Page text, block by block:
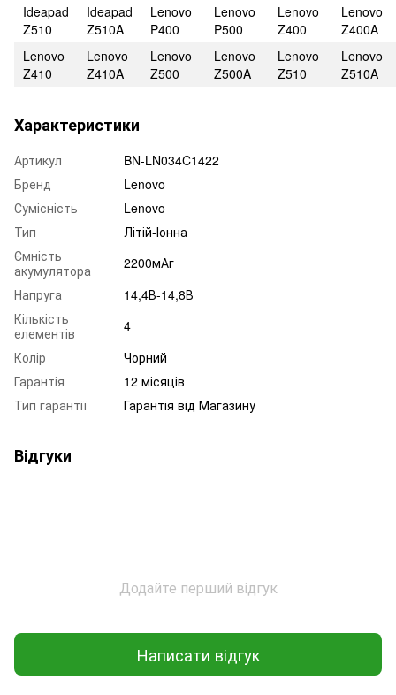
Ideapad
Z510
Ideapad
Z510A
Lenovo
P400
Lenovo
P500
Lenovo
Z400
Lenovo
Z400A
Lenovo
Z410
Lenovo
Z410A
Lenovo
Z500
Lenovo
Z500A
Lenovo
Z510
Lenovo
Z510A
Характеристики
Артикул
BN-LN034C1422
Бренд
Lenovo
Сумісність
Lenovo
Тип
Літій-Іонна
Ємність
акумулятора
2200мАг
Напруга
14,4В-14,8В
Кількість
елементів
4
Колір
Чорний
Гарантія
12 місяців
Тип гарантії
Гарантія від Магазину
Відгуки
Додайте перший відгук
Написати відгук